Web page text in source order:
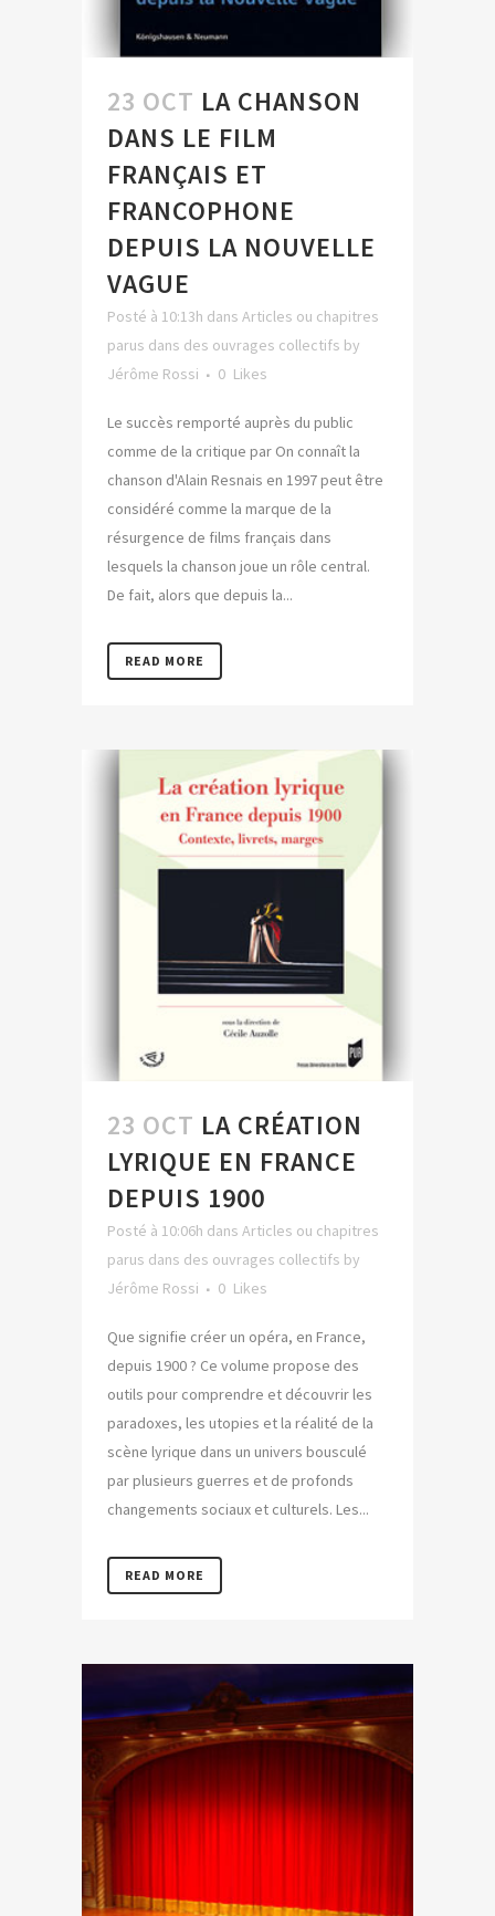
23 OCT LA CHANSON
DANS LE FILM
FRANÇAIS ET
FRANCOPHONE
DEPUIS LA NOUVELLE
VAGUE
Posté à 10:13h dans Articles ou chapitres
parus dans des ouvrages collectifs by
Jérôme Rossi
0 Likes
Le succès remporté auprès du public
comme de la critique par On connaît la
chanson d'Alain Resnais en 1997 peut être
considéré comme la marque de la
résurgence de films français dans
lesquels la chanson joue un rôle central.
De fait, alors que depuis la...
READ MORE
23 OCT LA CRÉATION
LYRIQUE EN FRANCE
DEPUIS 1900
Posté à 10:06h dans Articles ou chapitres
parus dans des ouvrages collectifs by
Jérôme Rossi
0 Likes
Que signifie créer un opéra, en France,
depuis 1900 ? Ce volume propose des
outils pour comprendre et découvrir les
paradoxes, les utopies et la réalité de la
scène lyrique dans un univers bousculé
par plusieurs guerres et de profonds
changements sociaux et culturels. Les...
READ MORE